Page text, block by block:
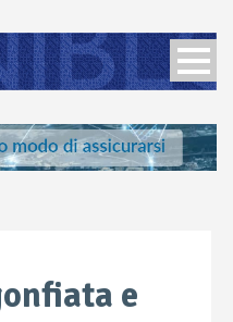
e